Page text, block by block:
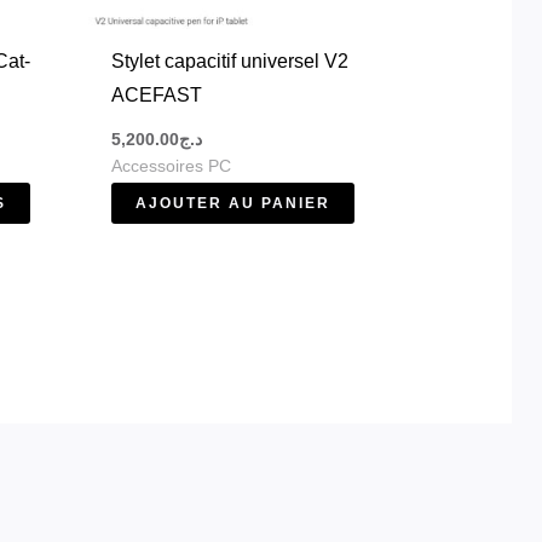
du
produit
Stylet capacitif universel V2
ACEFAST
د.ج5,200.00
Accessoires PC
AJOUTER AU PANIER